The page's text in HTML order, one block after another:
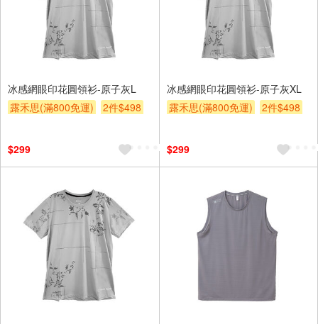
冰感網眼印花圓領衫-原子灰L
露禾思(滿800免運)
2件$498
$299
冰感網眼印花圓領衫-原子灰XL
露禾思(滿800免運)
2件$498
$299